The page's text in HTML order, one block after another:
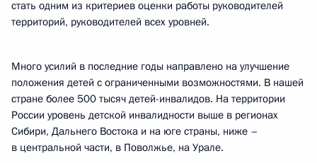
стать одним из критериев оценки работы руководителей
территорий, руководителей всех уровней.
Много усилий в последние годы направлено на улучшение
положения детей с ограниченными возможностями. В нашей
стране более 500 тысяч детей-инвалидов. На территории
России уровень детской инвалидности выше в регионах
Сибири, Дальнего Востока и на юге страны, ниже –
в центральной части, в Поволжье, на Урале.